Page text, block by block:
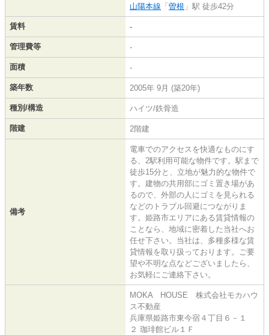
山陽本線 「 曽根 」駅 徒歩42分
賃料 -
管理費等 -
面積 -
築年数 2005年 9月 (築20年)
種別/構造 ハイツ/鉄骨造
階建 2階建
備考
電車でのアクセスを快適なものにす
る、2駅利用可能な物件です。駅まで
徒歩15分と、立地が魅力的な物件で
す。建物の共用部にゴミ置き場があ
るので、外部の人にゴミを見られる
などのトラブル回避につながりま
す。姫路市エリアにある賃貸情報の
ことなら、地域に密着した当社へお
任せ下さい。当社は、多種多様な賃
貸情報を取り扱っております。ご要
望や不明な点などございましたら、
お気軽にご連絡下さい。
MOKA HOUSE 株式会社モカハウ
ス不動産
兵庫県姫路市東今宿４丁目６－１
２ 珈琲館ビル１Ｆ